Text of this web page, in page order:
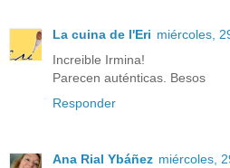
La cuina de l'Eri miércoles,
Increible Irmina!
Parecen auténticas. Besos
Responder
Ana Rial Ybáñez miércoles,